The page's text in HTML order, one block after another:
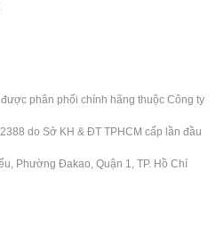
phân phối chính hãng thuộc Công ty
do Sở KH & ĐT TPHCM cấp lần đầu
Phường Đakao, Quận 1, TP. Hồ Chí